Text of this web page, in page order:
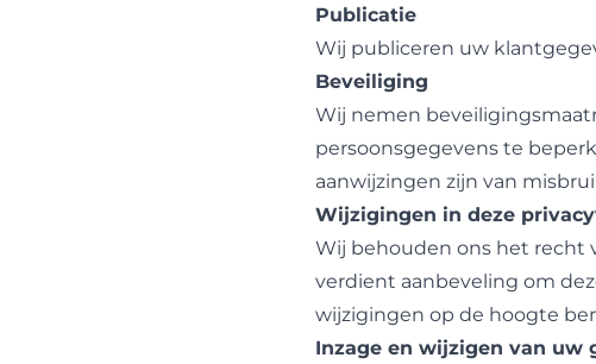
Publicatie
Wij publiceren uw
Beveiliging
Wij nemen
persoonsgegevens te
aanwijzingen zijn van
Wijzigingen in deze
Wij behouden ons het recht
verdient aanbeveling om
wijzigingen op de hoogte
Inzage en wijzigen van uw